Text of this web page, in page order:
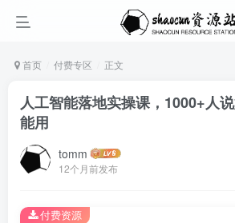
首页 付费专区 正文
人工智能落地实操课，1000+人
能用
tomm
12个月前发布
付费资源